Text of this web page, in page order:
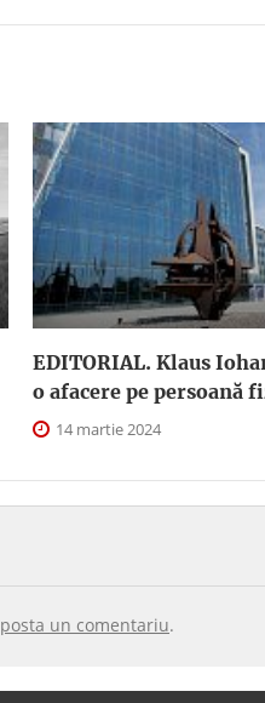
EDITORIAL. Klaus
o afacere pe persoană
14 martie 2024
posta un comentariu.